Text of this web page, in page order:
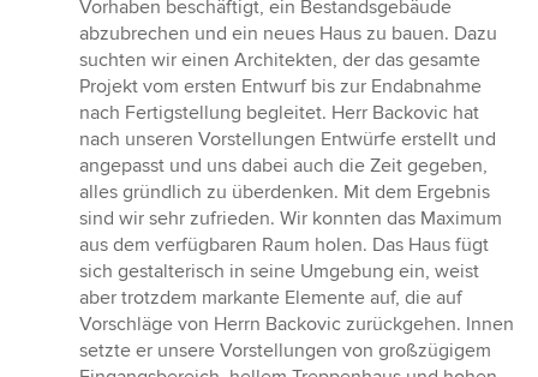
von
5
Sternen
Vorhaben beschäftigt, ein Bestandsgebäude
abzubrechen und ein neues Haus zu bauen. Dazu
suchten wir einen Architekten, der das gesamte
Projekt vom ersten Entwurf bis zur Endabnahme
nach Fertigstellung begleitet. Herr Backovic hat
nach unseren Vorstellungen Entwürfe erstellt und
angepasst und uns dabei auch die Zeit gegeben,
alles gründlich zu überdenken. Mit dem Ergebnis
sind wir sehr zufrieden. Wir konnten das Maximum
aus dem verfügbaren Raum holen. Das Haus fügt
sich gestalterisch in seine Umgebung ein, weist
aber trotzdem markante Elemente auf, die auf
Vorschläge von Herrn Backovic zurückgehen. Innen
setzte er unsere Vorstellungen von großzügigem